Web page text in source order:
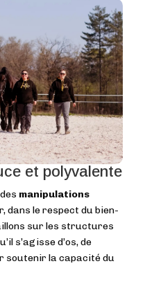
et polyvalente
manipulations
dans le respect du bien-
sur les structures
s’agisse d’os, de
soutenir la capacité du